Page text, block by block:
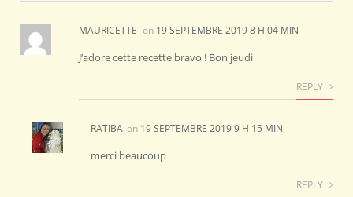
MAURICETTE on 19 SEPTEMBRE 2019 8 H 04 MIN
J’adore cette recette bravo ! Bon jeudi
REPLY
RATIBA on 19 SEPTEMBRE 2019 9 H 15 MIN
merci beaucoup
REPLY